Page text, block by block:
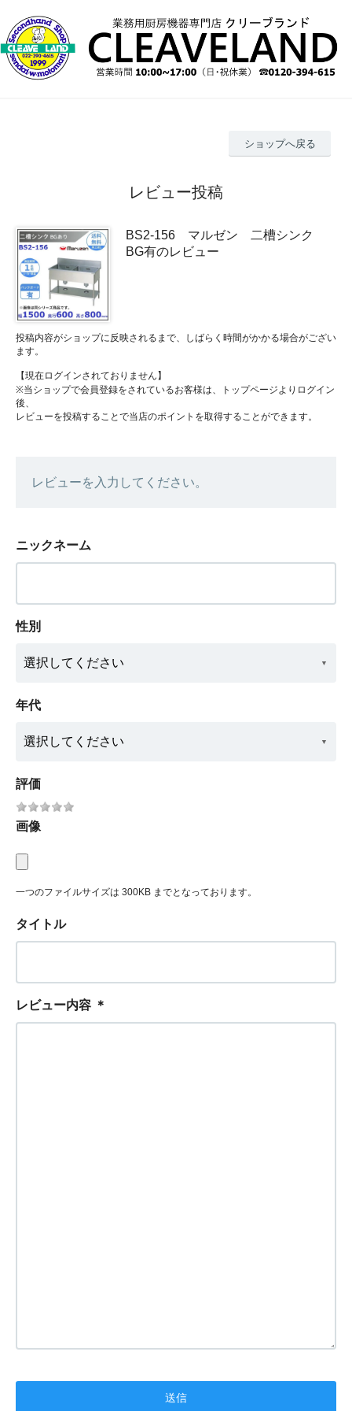
ショップへ戻る
レビュー投稿
BS2-156 マルゼン 二槽シンク
BG有のレビュー
投稿内容がショップに反映されるまで、しばらく時間がかかる場合がござい
ます。
【現在ログインされておりません】
※当ショップで会員登録をされているお客様は、トップページよりログイン
後、
レビューを投稿することで当店のポイントを取得することができます。
レビューを入力してください。
ニックネーム
性別
年代
評価
画像
一つのファイルサイズは 300KB までとなっております。
タイトル
レビュー内容 ＊